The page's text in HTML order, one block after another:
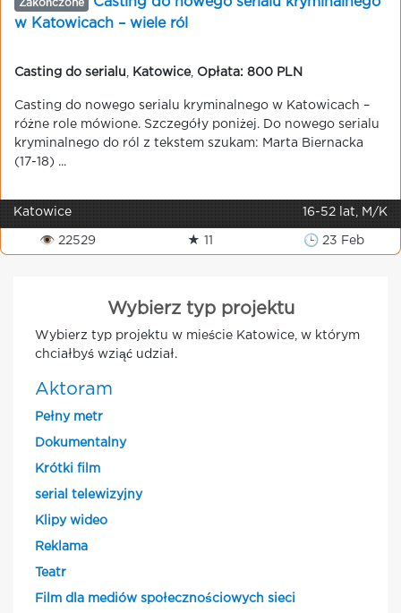
Zakończone
w Katowicach – wiele ról
Casting do serialu Katowice, Opłata: 800 PLN
Casting do nowego serialu kryminalnego w Katowicach –
różne role mówione. Szczegóły poniżej. Do nowego serialu
kryminalnego do ról z tekstem szukam: Marta Biernacka
(17-18) ...
Katowice 16-52 lat, M/K
👁 22529 ★ 11 🕒 23 Feb
Wybierz typ projektu
Wybierz typ projektu w mieście Katowice, w którym
chciałbyś wziąć udział.
Aktoram
Pełny metr
Dokumentalny
Krótki film
serial telewizyjny
Klipy wideo
Reklama
Teatr
Film dla mediów społecznościowych sieci